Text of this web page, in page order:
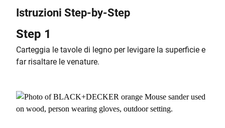
Istruzioni Step-by-Step
Step 1
Carteggia le tavole di legno per levigare la superficie e
far risaltare le venature.